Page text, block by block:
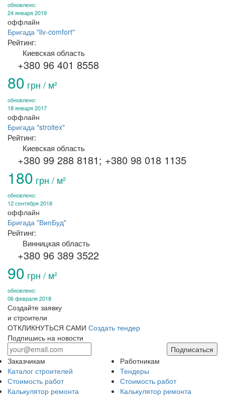
обновлено:
24 января 2019
оффлайн
Бригада "liv-comfort"
Рейтинг:
Киевская область
+380 96 401 8558
80 грн / м²
обновлено:
18 января 2017
оффлайн
Бригада "stroitex"
Рейтинг:
Киевская область
+380 99 288 8181; +380 98 018 1135
180 грн / м²
обновлено:
12 сентября 2018
оффлайн
Бригада "ВипБуд"
Рейтинг:
Винницкая область
+380 96 389 3522
90 грн / м²
обновлено:
06 февраля 2018
Создайте заявку
и строители
ОТКЛИКНУТЬСЯ САМИ Создать тендер
Подпишись на новости
Подписаться
Заказчикам
Каталог строителей
Стоимость работ
Калькулятор ремонта
Работникам
Тендеры
Стоимость работ
Калькулятор ремонта